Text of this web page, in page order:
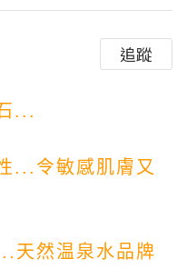
追蹤
...
...令敏感肌膚又
天然温泉水品牌